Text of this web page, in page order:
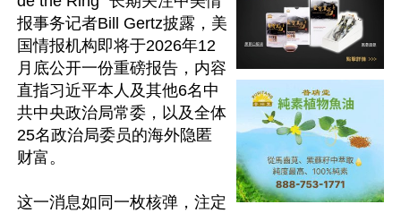
报事务记者Bill Gertz披露，美
国情报机构即将于2026年12
月底公开一份重磅报告，内容
直指习近平本人及其他6名中
共中央政治局常委，以及全体
25名政治局委员的海外隐匿
财富。
这一消息如同一枚核弹，注定